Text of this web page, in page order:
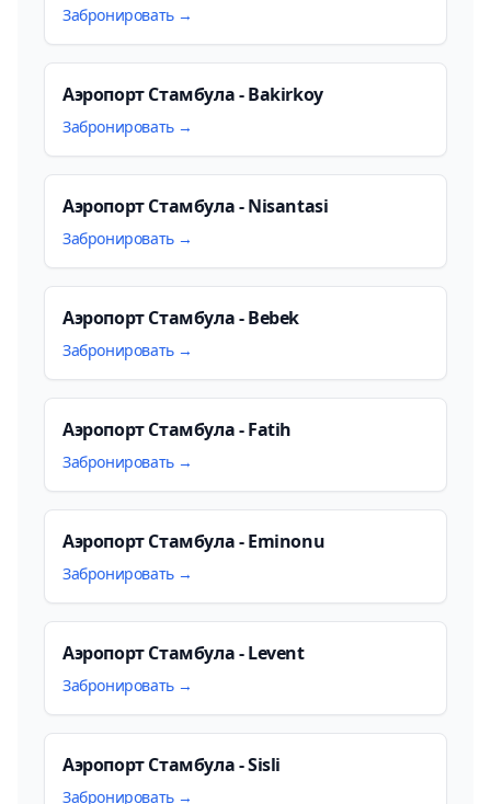
Забронировать →
Аэропорт Стамбула - Bakirkoy
Забронировать →
Аэропорт Стамбула - Nisantasi
Забронировать →
Аэропорт Стамбула - Bebek
Забронировать →
Аэропорт Стамбула - Fatih
Забронировать →
Аэропорт Стамбула - Eminonu
Забронировать →
Аэропорт Стамбула - Levent
Забронировать →
Аэропорт Стамбула - Sisli
Забронировать →